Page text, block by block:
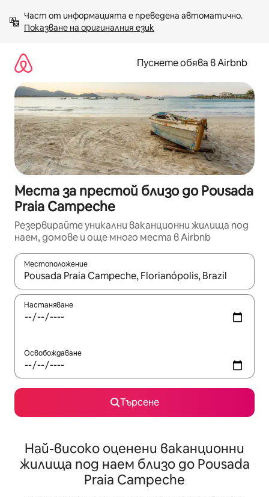
към
съдържанието
Показване на оригиналния език
Пуснете обява в Airbnb
Места за престой близо до Pousada
Praia Campeche
Резервирайте уникални ваканционни жилища под
наем, домове и още много места в Airbnb
Местоположение
Когато резултатите се покажат, използвайте
Настаняване
Освобождаване
Търсене
Най-високо оценени ваканционни
жилища под наем близо до Pousada
Praia Campeche